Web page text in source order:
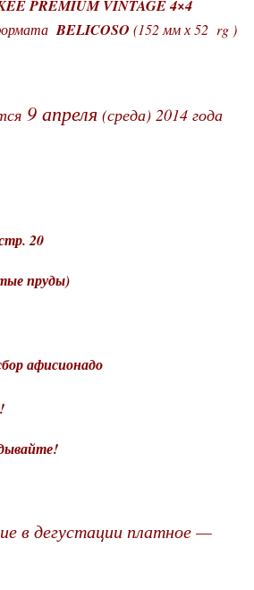
PREMIUM VINTAGE 4×4
BELICOSO (152 мм х 52 rg )
9 апреля (среда) 2014 года
20
пруды)
афисионадо
в дегустации платное —